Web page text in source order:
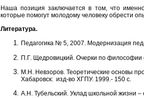
Наша позиция заключается в том, что именно
которые помогут молодому человеку обрести
Литература.
Педагогика № 5, 2007. Модернизация
П.Г. Щедровицкий. Очерки по философии
М.Н. Невзоров. Теоретические основы
Хабаровск: изд-во ХГПУ. 1999.- 150 с.
А.Н. Тубельский. Уклад школьной жизни